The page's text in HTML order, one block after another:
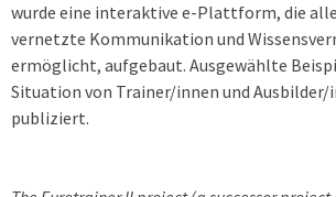
wurde eine interaktive e-Plattform, die
vernetzte Kommunikation und
ermöglicht, aufgebaut. Ausgewählte
Situation von Trainer/innen und Ausbilder/
publiziert.